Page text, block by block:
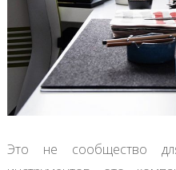
Это не сообщество